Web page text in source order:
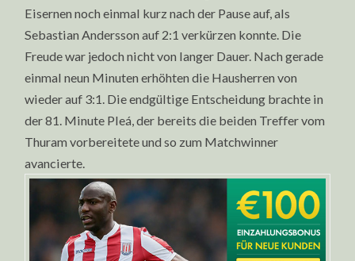
Eisernen noch einmal kurz nach der Pause auf, als
Sebastian Andersson auf 2:1 verkürzen konnte. Die
Freude war jedoch nicht von langer Dauer. Nach gerade
einmal neun Minuten erhöhten die Hausherren von
wieder auf 3:1. Die endgültige Entscheidung brachte in
der 81. Minute Pleá, der bereits die beiden Treffer vom
Thuram vorbereitete und so zum Matchwinner
avancierte.